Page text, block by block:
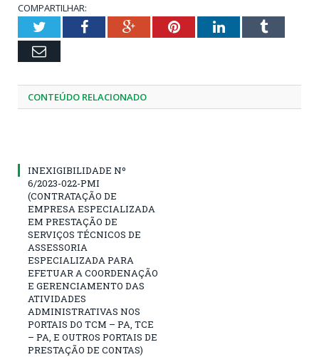
COMPARTILHAR:
TwitterFacebookGoogle+PinterestLinkedInTumblr
Email
CONTEÚDO RELACIONADO
INEXIGIBILIDADE Nº
6/2023-022-PMI
(CONTRATAÇÃO DE
EMPRESA ESPECIALIZADA
EM PRESTAÇÃO DE
SERVIÇOS TÉCNICOS DE
ASSESSORIA
ESPECIALIZADA PARA
EFETUAR A COORDENAÇÃO
E GERENCIAMENTO DAS
ATIVIDADES
ADMINISTRATIVAS NOS
PORTAIS DO TCM – PA, TCE
– PA, E OUTROS PORTAIS DE
PRESTAÇÃO DE CONTAS)